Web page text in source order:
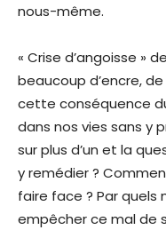
nous-même.
« Crise d’angoisse »
beaucoup d’encre,
cette conséquence
dans nos vies sans y
sur plus d’un et la
y remédier ?
faire face ? Par quels
empêcher ce mal de